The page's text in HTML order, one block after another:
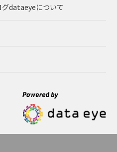
グdataeyeについて